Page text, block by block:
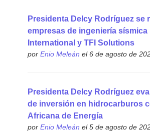
Presidenta Delcy Rodríguez se
empresas de ingeniería sísmica
International y TFI Solutions
por Enio Meleán el 6 de agosto de
Presidenta Delcy Rodríguez
de inversión en hidrocarburos
Africana de Energía
por Enio Meleán el 5 de agosto de